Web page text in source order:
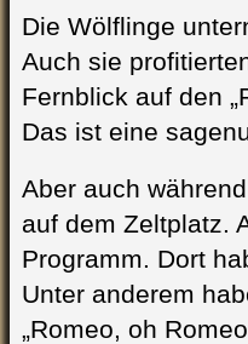
Die Wölflinge
Auch sie
Fernblick auf den
Das ist eine
Aber auch
auf dem Zeltplatz.
Programm. Dort
Unter anderem
„Romeo, oh